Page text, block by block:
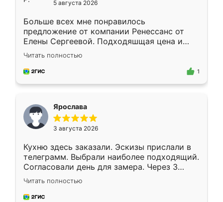
5 августа 2026
Больше всех мне понравилось
предложение от компании Ренессанс от
Елены Сергеевой. Подходяшщая цена и
короткие сроки изготовления. Приехавший
для замера сотрудник Владислав
предложил по моему эскизу самый
Читать полностью
1
Ярослава
3 августа 2026
Кухню здесь заказали. Эскизы прислали в
телеграмм. Выбрали наиболее подходящий.
Согласовали день для замера. Через 3
недели кухня была уже готова. Остались
довольны работой. Спасибо Ренессанс
мебель за качественную работу!
Читать полностью